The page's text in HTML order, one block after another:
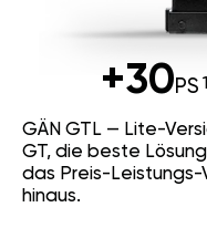
+30PS
GÄN GTL — Lite-
GT, die beste
das Preis-
hinaus.